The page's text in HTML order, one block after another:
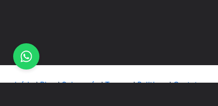
Início|Blog|Sobre-nós|Termos|Politicas|Contato